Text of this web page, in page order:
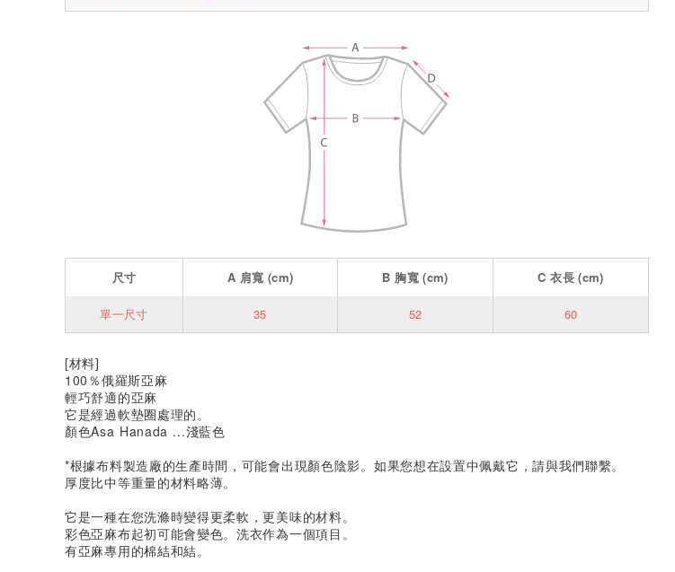
尺寸 A 肩寬 (cm) B 胸寬(cm) C衣長(cm)
單一尺寸 35 52 60
[材料]
100％俄羅斯亞麻
輕巧舒適的亞麻
它是經過軟墊圈處理的。
顏色Asa Hanada ...淺藍色
*根據布料製造廠的生產時間，可能會出現顏色陰影。如果您想在設置中佩戴它，請與我們聯繫。
厚度比中等重量的材料略薄。
它是一種在您洗滌時變得更柔軟，更美味的材料。
彩色亞麻布起初可能會變色。洗衣作為一個項目。
有亞麻專用的棉結和結。